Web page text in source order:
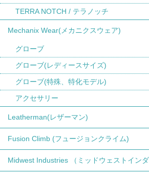
TERRA NOTCH / テラノッチ
Mechanix Wear(メカニクスウェア)
グローブ
グローブ(レディースサイズ)
グローブ(特殊、特化モデル)
アクセサリー
Leatherman(レザーマン)
Fusion Climb (フュージョンクライム)
Midwest Industries （ミッドウェストインダ